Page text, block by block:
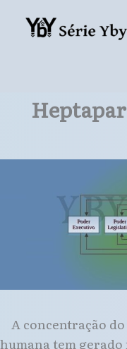
A concentração
humana tem